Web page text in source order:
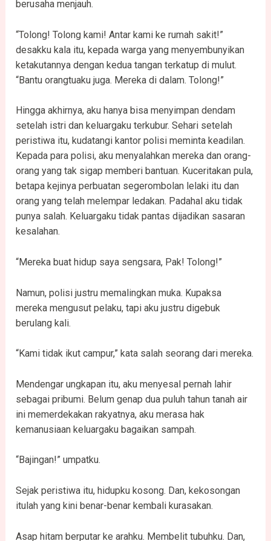
berusaha menjauh.
“Tolong! Tolong kami! Antar kami ke rumah sakit!”
desakku kala itu, kepada warga yang menyembunyikan
ketakutannya dengan kedua tangan terkatup di mulut.
“Bantu orangtuaku juga. Mereka di dalam. Tolong!”
Hingga akhirnya, aku hanya bisa menyimpan dendam
setelah istri dan keluargaku terkubur. Sehari setelah
peristiwa itu, kudatangi kantor polisi meminta keadilan.
Kepada para polisi, aku menyalahkan mereka dan orang-
orang yang tak sigap memberi bantuan. Kuceritakan pula,
betapa kejinya perbuatan segerombolan lelaki itu dan
orang yang telah melempar ledakan. Padahal aku tidak
punya salah. Keluargaku tidak pantas dijadikan sasaran
kesalahan.
“Mereka buat hidup saya sengsara, Pak! Tolong!”
Namun, polisi justru memalingkan muka. Kupaksa
mereka mengusut pelaku, tapi aku justru digebuk
berulang kali.
“Kami tidak ikut campur,” kata salah seorang dari mereka.
Mendengar ungkapan itu, aku menyesal pernah lahir
sebagai pribumi. Belum genap dua puluh tahun tanah air
ini memerdekakan rakyatnya, aku merasa hak
kemanusiaan keluargaku bagaikan sampah.
“Bajingan!” umpatku.
Sejak peristiwa itu, hidupku kosong. Dan, kekosongan
itulah yang kini benar-benar kembali kurasakan.
Asap hitam berputar ke arahku. Membelit tubuhku. Dan,